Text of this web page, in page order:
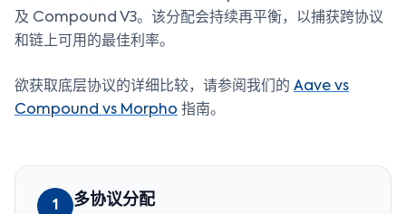
及 Compound V3。该分配会持续再平衡，以捕获跨协议
和链上可用的最佳利率。
欲获取底层协议的详细比较，请参阅我们的 Aave vs
Compound vs Morpho 指南。
1 多协议分配